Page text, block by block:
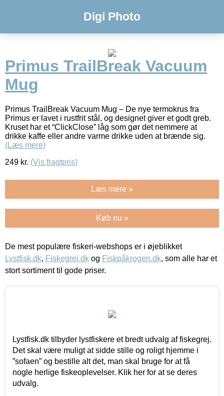
Digi Photo
Primus TrailBreak Vacuum
Mug
Primus TrailBreak Vacuum Mug – De nye termokrus fra
Primus er lavet i rustfrit stål, og designet giver et godt greb.
Kruset har et “ClickClose” låg som gør det nemmere at
drikke kaffe eller andre varme drikke uden at brænde sig.
(Læs mere)
249 kr. (Vis fragtpris)
Læs mere »
Køb nu »
De mest populære fiskeri-webshops er i øjeblikket
Lystfisk.dk, Fiskegrej.dk og Fiskpåkrogen.dk, som alle har et
stort sortiment til gode priser.
Lystfisk.dk tilbyder lystfiskere et bredt udvalg af fiskegrej.
Det skal være muligt at sidde stille og roligt hjemme i
”sofaen” og bestille alt det, man skal bruge for at få
nogle herlige fiskeoplevelser. Klik her for at se deres
udvalg.